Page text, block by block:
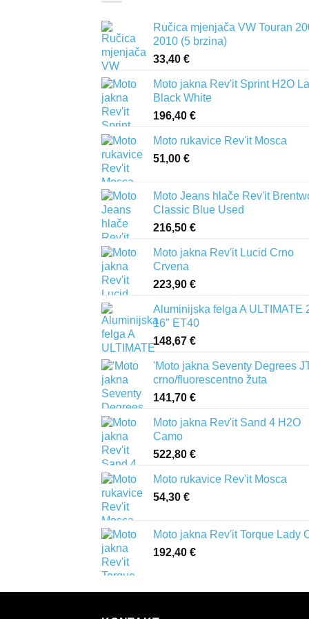
Ručica mjenjača VW Touran
2010 (5 brzina)
33,40 €
Moto jakna Rev'it Sprint H2O
Black White
196,40 €
Moto rukavice Rev'it Mosca
51,00 €
Moto Jeans hlače Rev'it
Classic Blue Used
216,50 €
Moto jakna Rev'it Lucid Crno
Crvena
223,90 €
Aluminijska felga A ULTIMATE
16″ ET40
148,67 €
'Moto jakna Seventy Degrees
crno/fluorescentno žuta
141,70 €
Moto jakna Rev'it Sand 4 H2O
Camo
522,80 €
Moto rukavice Rev'it Mosca
54,30 €
Moto jakna Rev'it Torque Lady
192,40 €